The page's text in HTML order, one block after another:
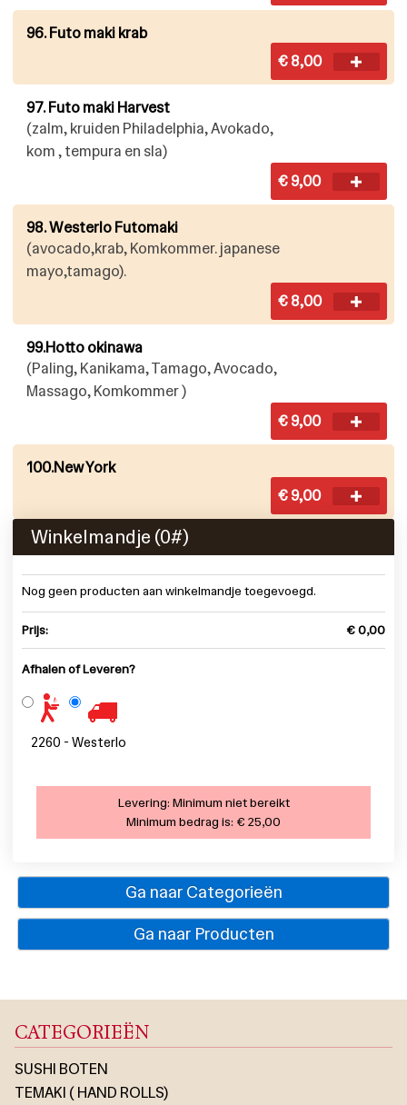
96. Futo maki krab
€ 8,00
97. Futo maki Harvest
(zalm, kruiden Philadelphia, Avokado,
kom , tempura en sla)
€ 9,00
98. Westerlo Futomaki
(avocado,krab, Komkommer. japanese
mayo,tamago).
€ 8,00
99.Hotto okinawa
(Paling, Kanikama, Tamago, Avocado,
Massago, Komkommer )
€ 9,00
100.New York
€ 9,00
Winkelmandje (0#)
Nog geen producten aan winkelmandje toegevoegd.
Prijs: € 0,00
Afhalen of Leveren?
2260 - Westerlo
Levering: Minimum niet bereikt
Minimum bedrag is: € 25,00
Ga naar Categorieën
Ga naar Producten
CATEGORIEËN
SUSHI BOTEN
TEMAKI ( HAND ROLLS)